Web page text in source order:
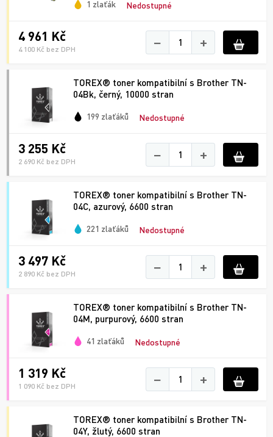
1 zlaťák Nedostupné
4 961 Kč
4 100 Kč bez DPH − +
TOREX® toner kompatibilní s Brother TN-
04Bk, černý, 10000 stran
199 zlaťáků Nedostupné
3 255 Kč
2 690 Kč bez DPH − +
TOREX® toner kompatibilní s Brother TN-
04C, azurový, 6600 stran
221 zlaťáků Nedostupné
3 497 Kč
2 890 Kč bez DPH − +
TOREX® toner kompatibilní s Brother TN-
04M, purpurový, 6600 stran
41 zlaťáků Nedostupné
1 319 Kč
1 090 Kč bez DPH − +
TOREX® toner kompatibilní s Brother TN-
04Y, žlutý, 6600 stran